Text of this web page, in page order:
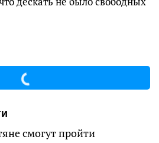
смогут пройти